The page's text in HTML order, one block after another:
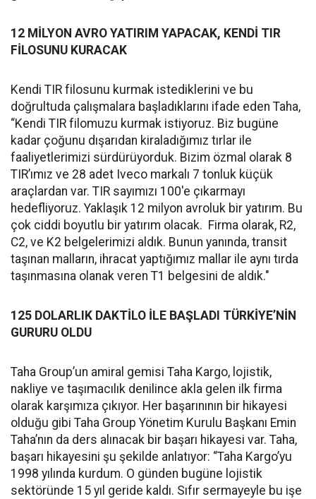
12 MİLYON AVRO YATIRIM YAPACAK, KENDİ TIR
FİLOSUNU KURACAK
Kendi TIR filosunu kurmak istediklerini ve bu
doğrultuda çalışmalara başladıklarını ifade eden Taha,
“Kendi TIR filomuzu kurmak istiyoruz. Biz bugüne
kadar çoğunu dışarıdan kiraladığımız tırlar ile
faaliyetlerimizi sürdürüyorduk. Bizim özmal olarak 8
TIR’ımız ve 28 adet Iveco markalı 7 tonluk küçük
araçlardan var. TIR sayımızı 100'e çıkarmayı
hedefliyoruz. Yaklaşık 12 milyon avroluk bir yatırım. Bu
çok ciddi boyutlu bir yatırım olacak. Firma olarak, R2,
C2, ve K2 belgelerimizi aldık. Bunun yanında, transit
taşınan malların, ihracat yaptığımız mallar ile aynı tırda
taşınmasına olanak veren T1 belgesini de aldık."
125 DOLARLIK DAKTİLO İLE BAŞLADI TÜRKİYE’NİN
GURURU OLDU
Taha Group’un amiral gemisi Taha Kargo, lojistik,
nakliye ve taşımacılık denilince akla gelen ilk firma
olarak karşımıza çıkıyor. Her başarınının bir hikayesi
olduğu gibi Taha Group Yönetim Kurulu Başkanı Emin
Taha’nın da ders alınacak bir başarı hikayesi var. Taha,
başarı hikayesini şu şekilde anlatıyor: “Taha Kargo’yu
1998 yılında kurdum. O günden bugüne lojistik
sektöründe 15 yıl geride kaldı. Sıfır sermayeyle bu işe